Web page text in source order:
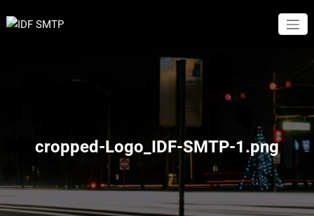
au
IDF SMTP
cropped-Logo_IDF-SMTP-1.png